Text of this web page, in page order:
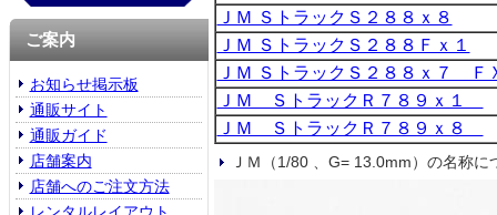
ＪＭ ＳトラックＳ２８８ｘ８
ＪＭ ＳトラックＳ２８８Ｆｘ１
ＪＭ ＳトラックＳ２８８ｘ７ Ｆ
ＪＭ ＳトラックＲ７８９ｘ１
ＪＭ ＳトラックＲ７８９ｘ８
ＪＭ（1/80 、G= 13.0mm）の名称
ご案内
お知らせ掲示板
通販サイト
通販ガイド
店舗案内
店舗へのご注文方法